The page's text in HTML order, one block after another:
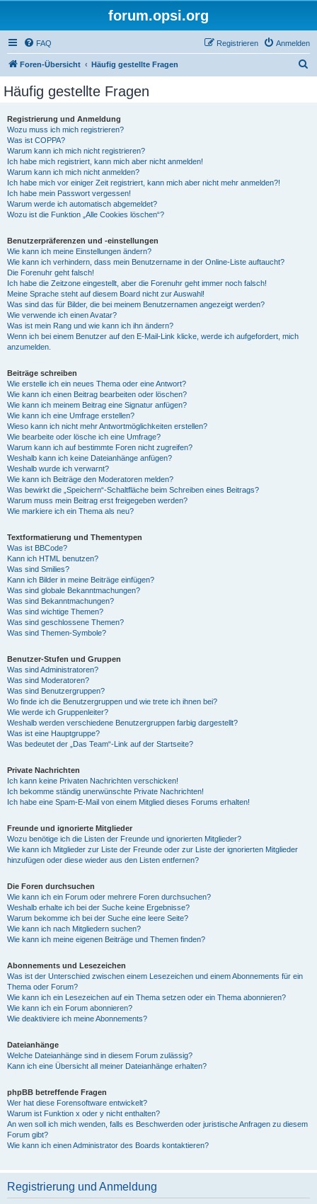
forum.opsi.org
FAQ Anmelden
Registrieren
Foren-Übersicht Häufig gestellte Fragen
Häufig gestellte Fragen
Registrierung und Anmeldung
Wozu muss ich mich registrieren?
Was ist COPPA?
Warum kann ich mich nicht registrieren?
Ich habe mich registriert, kann mich aber nicht anmelden!
Warum kann ich mich nicht anmelden?
Ich habe mich vor einiger Zeit registriert, kann mich aber nicht mehr anmelden?!
Ich habe mein Passwort vergessen!
Warum werde ich automatisch abgemeldet?
Wozu ist die Funktion „Alle Cookies löschen“?
Benutzerpräferenzen und -einstellungen
Wie kann ich meine Einstellungen ändern?
Wie kann ich verhindern, dass mein Benutzername in der Online-Liste auftaucht?
Die Forenuhr geht falsch!
Ich habe die Zeitzone eingestellt, aber die Forenuhr geht immer noch falsch!
Meine Sprache steht auf diesem Board nicht zur Auswahl!
Was sind das für Bilder, die bei meinem Benutzernamen angezeigt werden?
Wie verwende ich einen Avatar?
Was ist mein Rang und wie kann ich ihn ändern?
Wenn ich bei einem Benutzer auf den E-Mail-Link klicke, werde ich aufgefordert, mich
anzumelden.
Beiträge schreiben
Wie erstelle ich ein neues Thema oder eine Antwort?
Wie kann ich einen Beitrag bearbeiten oder löschen?
Wie kann ich meinem Beitrag eine Signatur anfügen?
Wie kann ich eine Umfrage erstellen?
Wieso kann ich nicht mehr Antwortmöglichkeiten erstellen?
Wie bearbeite oder lösche ich eine Umfrage?
Warum kann ich auf bestimmte Foren nicht zugreifen?
Weshalb kann ich keine Dateianhänge anfügen?
Weshalb wurde ich verwarnt?
Wie kann ich Beiträge den Moderatoren melden?
Was bewirkt die „Speichern“-Schaltfläche beim Schreiben eines Beitrags?
Warum muss mein Beitrag erst freigegeben werden?
Wie markiere ich ein Thema als neu?
Textformatierung und Thementypen
Was ist BBCode?
Kann ich HTML benutzen?
Was sind Smilies?
Kann ich Bilder in meine Beiträge einfügen?
Was sind globale Bekanntmachungen?
Was sind Bekanntmachungen?
Was sind wichtige Themen?
Was sind geschlossene Themen?
Was sind Themen-Symbole?
Benutzer-Stufen und Gruppen
Was sind Administratoren?
Was sind Moderatoren?
Was sind Benutzergruppen?
Wo finde ich die Benutzergruppen und wie trete ich ihnen bei?
Wie werde ich Gruppenleiter?
Weshalb werden verschiedene Benutzergruppen farbig dargestellt?
Was ist eine Hauptgruppe?
Was bedeutet der „Das Team“-Link auf der Startseite?
Private Nachrichten
Ich kann keine Privaten Nachrichten verschicken!
Ich bekomme ständig unerwünschte Private Nachrichten!
Ich habe eine Spam-E-Mail von einem Mitglied dieses Forums erhalten!
Freunde und ignorierte Mitglieder
Wozu benötige ich die Listen der Freunde und ignorierten Mitglieder?
Wie kann ich Mitglieder zur Liste der Freunde oder zur Liste der ignorierten Mitglieder
hinzufügen oder diese wieder aus den Listen entfernen?
Die Foren durchsuchen
Wie kann ich ein Forum oder mehrere Foren durchsuchen?
Weshalb erhalte ich bei der Suche keine Ergebnisse?
Warum bekomme ich bei der Suche eine leere Seite?
Wie kann ich nach Mitgliedern suchen?
Wie kann ich meine eigenen Beiträge und Themen finden?
Abonnements und Lesezeichen
Was ist der Unterschied zwischen einem Lesezeichen und einem Abonnements für ein
Thema oder Forum?
Wie kann ich ein Lesezeichen auf ein Thema setzen oder ein Thema abonnieren?
Wie kann ich ein Forum abonnieren?
Wie deaktiviere ich meine Abonnements?
Dateianhänge
Welche Dateianhänge sind in diesem Forum zulässig?
Kann ich eine Übersicht all meiner Dateianhänge erhalten?
phpBB betreffende Fragen
Wer hat diese Forensoftware entwickelt?
Warum ist Funktion x oder y nicht enthalten?
An wen soll ich mich wenden, falls es Beschwerden oder juristische Anfragen zu diesem
Forum gibt?
Wie kann ich einen Administrator des Boards kontaktieren?
Registrierung und Anmeldung